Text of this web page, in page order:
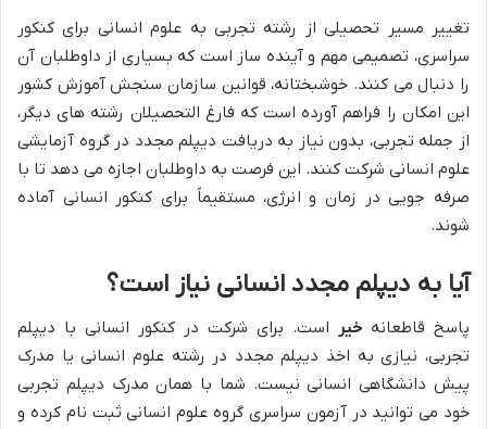
تغییر مسیر تحصیلی از رشته تجربی به علوم انسانی برای کنکور
سراسری، تصمیمی مهم و آینده ساز است که بسیاری از داوطلبان آن
را دنبال می کنند. خوشبختانه، قوانین سازمان سنجش آموزش کشور
این امکان را فراهم آورده است که فارغ التحصیلان رشته های دیگر،
از جمله تجربی، بدون نیاز به دریافت دیپلم مجدد در گروه آزمایشی
علوم انسانی شرکت کنند. این فرصت به داوطلبان اجازه می دهد تا با
صرفه جویی در زمان و انرژی، مستقیماً برای کنکور انسانی آماده
شوند.
آیا به دیپلم مجدد انسانی نیاز است؟
پاسخ قاطعانه خیر است. برای شرکت در کنکور انسانی با دیپلم
تجربی، نیازی به اخذ دیپلم مجدد در رشته علوم انسانی یا مدرک
پیش دانشگاهی انسانی نیست. شما با همان مدرک دیپلم تجربی
خود می توانید در آزمون سراسری گروه علوم انسانی ثبت نام کرده و